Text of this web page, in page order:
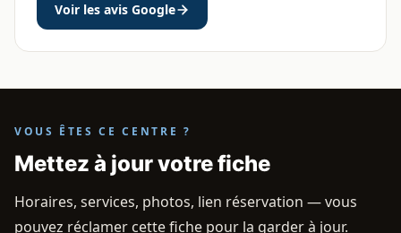
Voir les avis Google
VOUS ÊTES CE CENTRE ?
Mettez à jour votre fiche
Horaires, services, photos, lien réservation — vous
pouvez réclamer cette fiche pour la garder à jour.